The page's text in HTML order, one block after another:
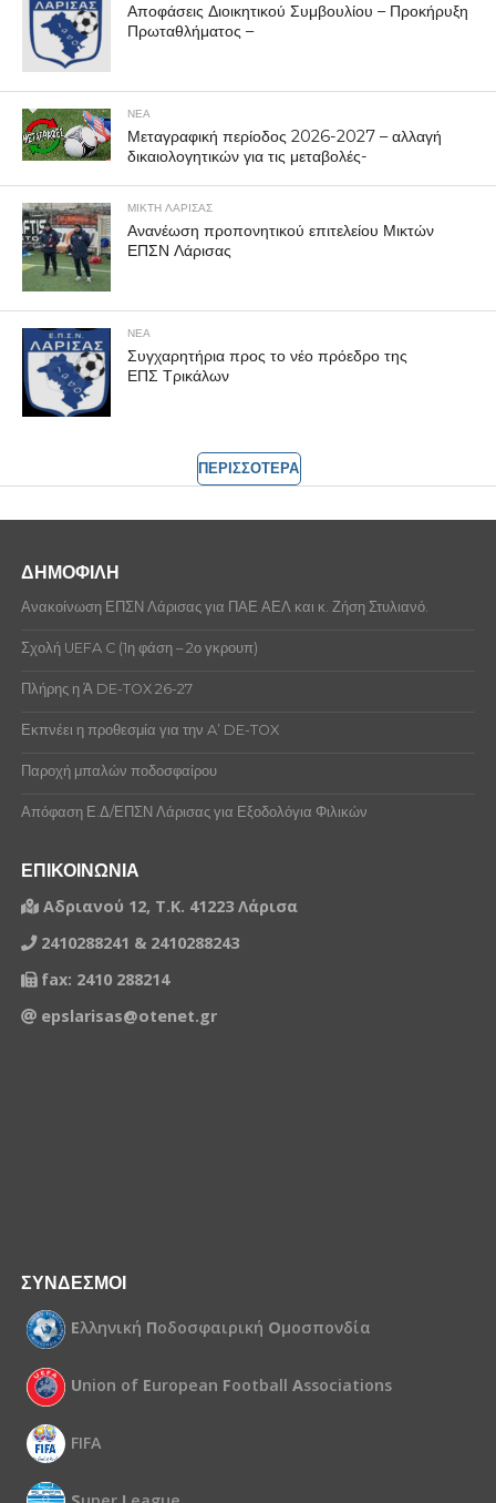
Αποφάσεις Διοικητικού Συμβουλίου – Προκήρυξη
Πρωταθλήματος –
ΝΕΑ
Μεταγραφική περίοδος 2026-2027 – αλλαγή
δικαιολογητικών για τις μεταβολές-
ΜΙΚΤΗ ΛΑΡΙΣΑΣ
Ανανέωση προπονητικού επιτελείου Μικτών
ΕΠΣΝ Λάρισας
ΝΕΑ
Συγχαρητήρια προς το νέο πρόεδρο της
ΕΠΣ Τρικάλων
ΠΕΡΙΣΣΟΤΕΡΑ
ΔΗΜΟΦΙΛΗ
Ανακοίνωση ΕΠΣΝ Λάρισας για ΠΑΕ ΑΕΛ και κ. Ζήση Στυλιανό.
Σχολή UEFA C (1η φάση – 2ο γκρουπ)
Πλήρης η Ά DE-TOX 26-27
Εκπνέει η προθεσμία για την A’ DE-TOX
Παροχή μπαλών ποδοσφαίρου
Απόφαση Ε.Δ/ΕΠΣΝ Λάρισας για Εξοδολόγια Φιλικών
ΕΠΙΚΟΙΝΩΝΙΑ
Αδριανού 12, Τ.Κ. 41223 Λάρισα
2410288241 & 2410288243
fax: 2410 288214
epslarisas@otenet.gr
ΣΥΝΔΕΣΜΟΙ
Ελληνική Ποδοσφαιρική Ομοσπονδία
Union of European Football Associations
FIFA